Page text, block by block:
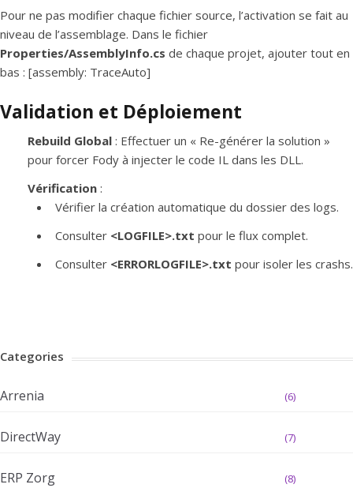
Pour ne pas modifier chaque fichier source, l’activation se fait au
niveau de l’assemblage. Dans le fichier
Properties/AssemblyInfo.cs de chaque projet, ajouter tout en
bas : [assembly: TraceAuto]
Validation et Déploiement
Rebuild Global : Effectuer un « Re-générer la solution »
pour forcer Fody à injecter le code IL dans les DLL.
Vérification :
Vérifier la création automatique du dossier des logs.
Consulter <LOGFILE>.txt pour le flux complet.
Consulter <ERRORLOGFILE>.txt pour isoler les crashs.
Categories
Arrenia (6)
DirectWay (7)
ERP Zorg (8)